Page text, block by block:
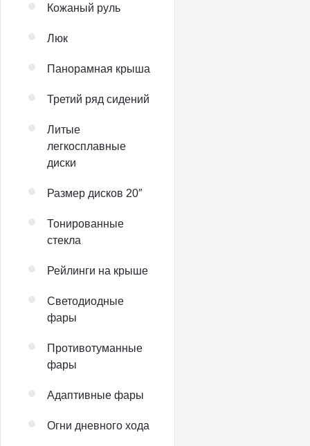
Кожаный руль
Люк
Панорамная крыша
Третий ряд сидений
Литые
легкосплавные
диски
Размер дисков 20″
Тонированные
стекла
Рейлинги на крыше
Светодиодные
фары
Противотуманные
фары
Адаптивные фары
Огни дневного хода